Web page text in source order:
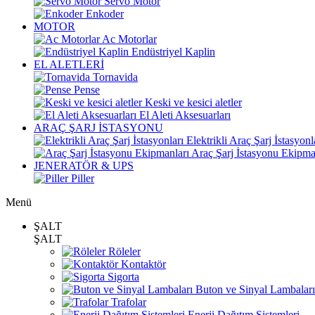
Enkoder
MOTOR
Ac Motorlar
Endüstriyel Kaplin
EL ALETLERİ
Tornavida
Pense
Keski ve kesici aletler
El Aleti Aksesuarları
ARAÇ ŞARJ İSTASYONU
Elektrikli Araç Şarj
Araç Şarj İstasyonu
JENERATÖR & UPS
Piller
Menü
ŞALT
ŞALT
Röleler
Kontaktör
Sigorta
Buton ve Sinyal Lambaları
Trafolar